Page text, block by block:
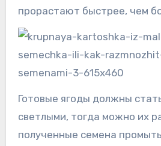
прорастают быстрее, чем
Готовые ягоды должны
светлыми, тогда можно их
полученные семена